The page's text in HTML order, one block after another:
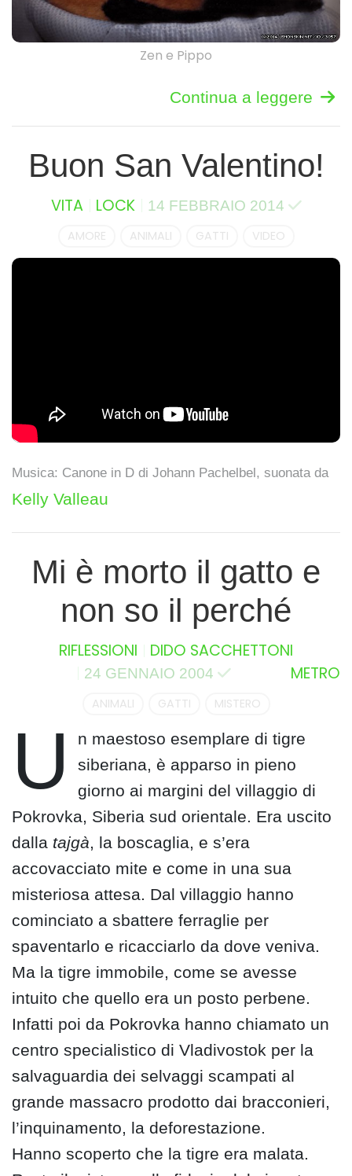
Zen e Pippo
Continua a leggere
Buon San Valentino!
VITA LOCK 14 FEBBRAIO 2014
AMORE ANIMALI GATTI VIDEO
Musica: Canone in D di Johann Pachelbel, suonata da
Kelly Valleau
Mi è morto il gatto e
non so il perché
RIFLESSIONI DIDO SACCHETTONI
24 GENNAIO 2004 METRO
ANIMALI GATTI MISTERO
U
n maestoso esemplare di tigre
siberiana, è apparso in pieno
giorno ai margini del villaggio di
Pokrovka, Siberia sud orientale. Era uscito
dalla tajgà, la boscaglia, e s’era
accovacciato mite e come in una sua
misteriosa attesa. Dal villaggio hanno
cominciato a sbattere ferraglie per
spaventarlo e ricacciarlo da dove veniva.
Ma la tigre immobile, come se avesse
intuito che quello era un posto perbene.
Infatti poi da Pokrovka hanno chiamato un
centro specialistico di Vladivostok per la
salvaguardia dei selvaggi scampati al
grande massacro prodotto dai bracconieri,
l’inquinamento, la deforestazione.
Hanno scoperto che la tigre era malata.